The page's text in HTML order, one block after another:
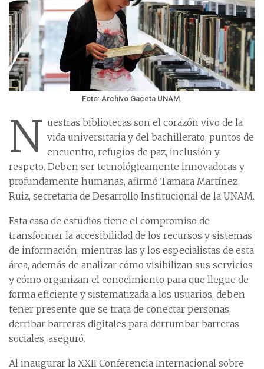
Foto: Archivo Gaceta UNAM.
N uestras bibliotecas son el corazón vivo de la
vida universitaria y del bachillerato, puntos de
encuentro, refugios de paz, inclusión y
respeto. Deben ser tecnológicamente innovadoras y
profundamente humanas, afirmó Tamara Martínez
Ruiz, secretaria de Desarrollo Institucional de la UNAM.
Esta casa de estudios tiene el compromiso de
transformar la accesibilidad de los recursos y sistemas
de información; mientras las y los especialistas de esta
área, además de analizar cómo visibilizan sus servicios
y cómo organizan el conocimiento para que llegue de
forma eficiente y sistematizada a los usuarios, deben
tener presente que se trata de conectar personas,
derribar barreras digitales para derrumbar barreras
sociales, aseguró.
Al inaugurar la XXII Conferencia Internacional sobre